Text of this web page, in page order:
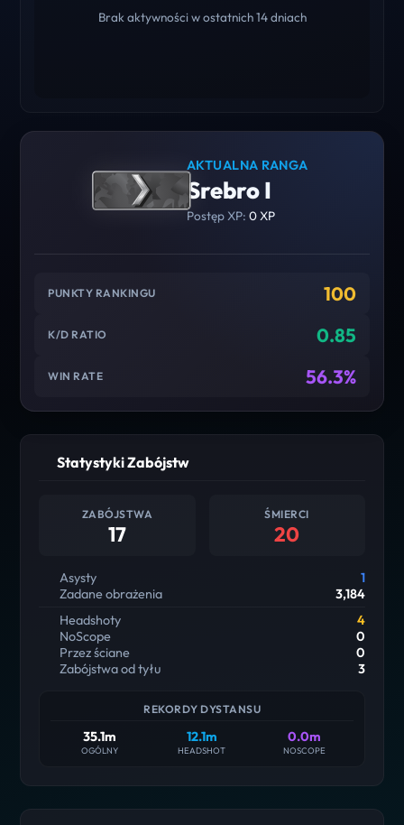
Brak aktywności w ostatnich 14 dniach
AKTUALNA RANGA
Srebro I
Postęp XP: 0 XP
PUNKTY RANKINGU 100
K/D RATIO 0.85
WIN RATE 56.3%
Statystyki Zabójstw
ZABÓJSTWA
17
ŚMIERCI
20
Asysty
1
Zadane obrażenia
3,184
Headshoty
4
NoScope
0
Przez ściane
0
Zabójstwa od tyłu
3
REKORDY DYSTANSU
35.1m
OGÓLNY
12.1m
HEADSHOT
0.0m
NOSCOPE